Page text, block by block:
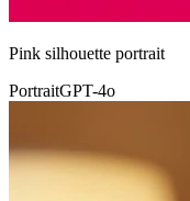
Pink silhouette portrait
PortraitGPT-4o